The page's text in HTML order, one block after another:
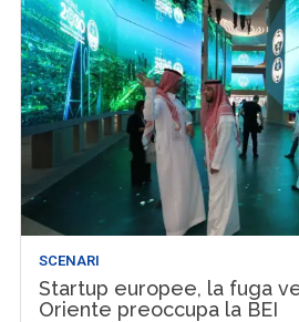
SCENARI
Startup europee, la fuga
Oriente preoccupa la BEI